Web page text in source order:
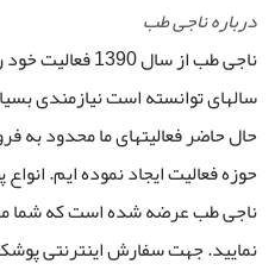
درباره ناجی طب
ناجی طب از سال
سالهای توانسته است نیازمندی
حال حاضر فعالیتهای ما محدود
حوزه فعالیت ایجاد نموده ایم.
ناجی طب عرضه شده است که شما می
نمایید. جهت سفارش اینترنتی